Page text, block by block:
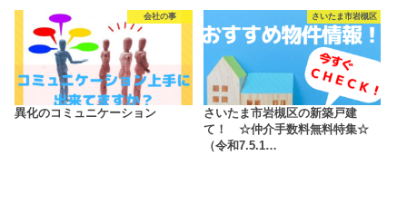
会社の事
異化のコミュニケーション
さいたま市岩槻区
さいたま市岩槻区の新築戸建
て！ ☆仲介手数料無料特集☆
（令和7.5.1…